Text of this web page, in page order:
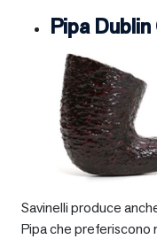
Pipa Dublin
Savinelli produce
Pipa che preferiscono